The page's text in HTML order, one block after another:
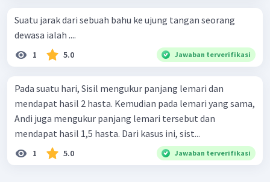
Suatu jarak dari sebuah bahu ke ujung tangan seorang
dewasa ialah ....
1 5.0 Jawaban terverifikasi
Pada suatu hari, Sisil mengukur panjang lemari dan
mendapat hasil 2 hasta. Kemudian pada lemari yang sama,
Andi juga mengukur panjang lemari tersebut dan
mendapat hasil 1,5 hasta. Dari kasus ini, sist...
1 5.0 Jawaban terverifikasi